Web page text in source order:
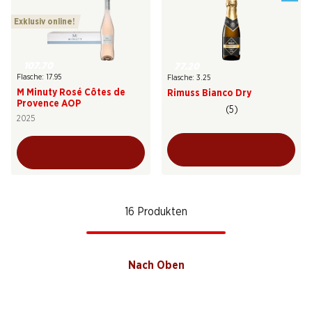
Exklusiv online!
Flasche: 17.95
M Minuty Rosé Côtes de
Provence AOP
2025
Flasche: 3.25
Rimuss Bianco Dry
(5)
16 Produkten
Nach Oben